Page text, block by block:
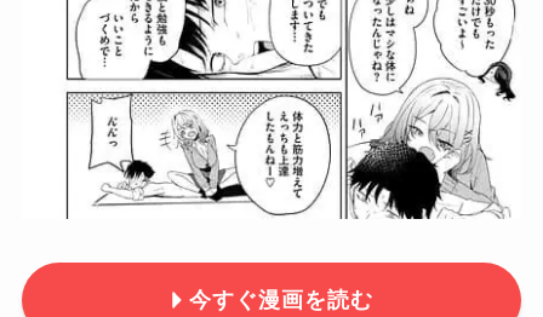
今すぐ漫画を読む